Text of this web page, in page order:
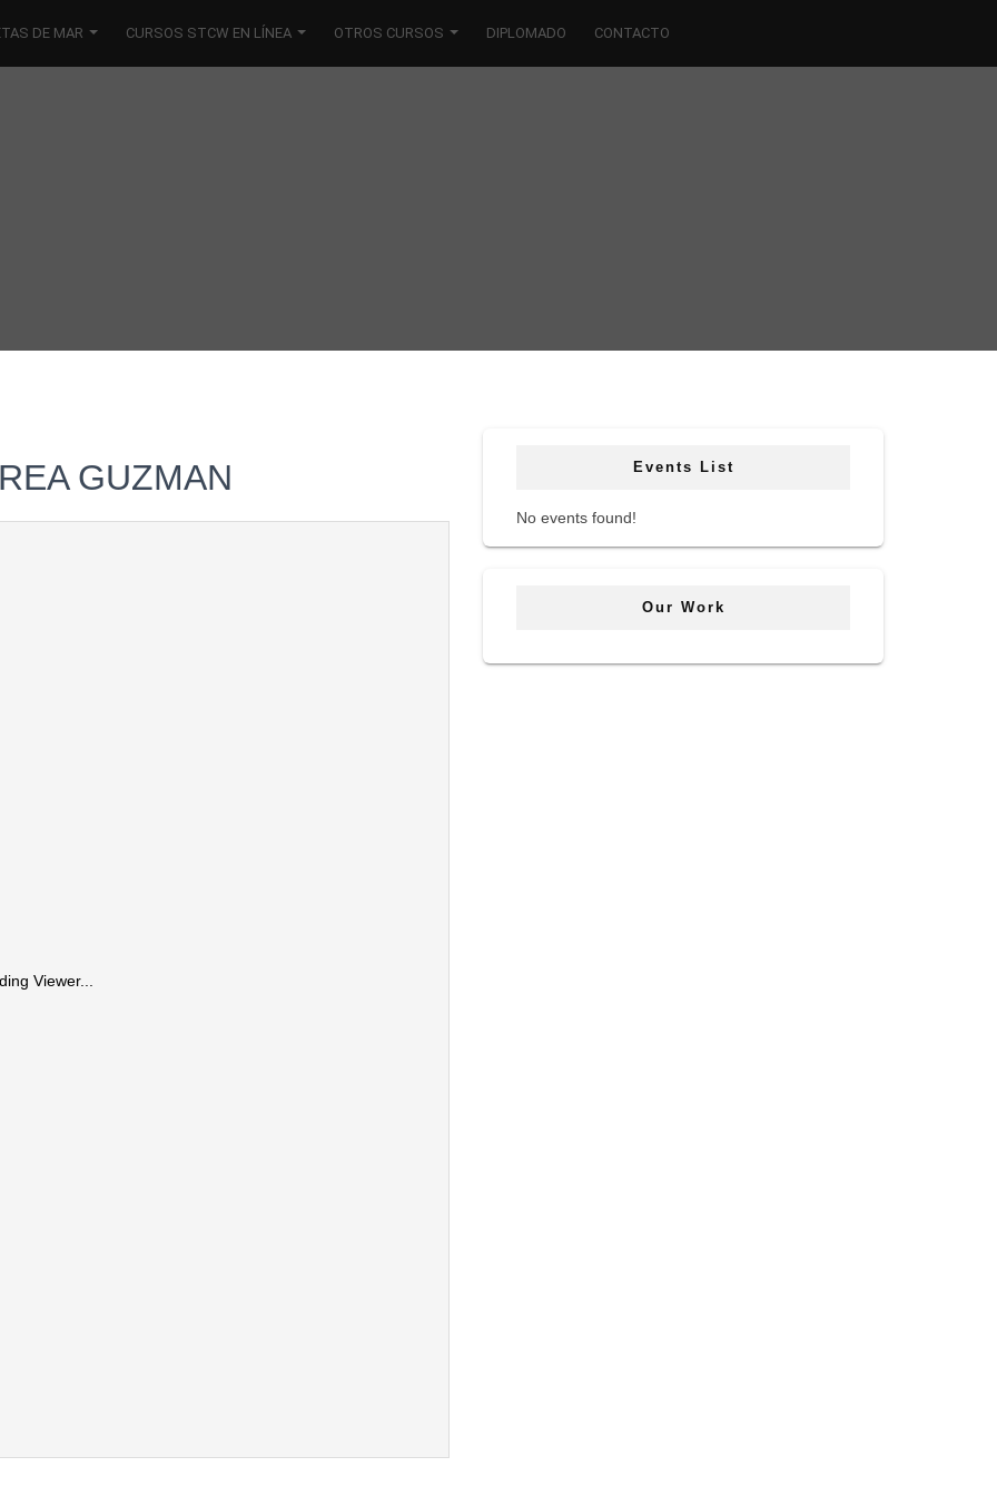
DE MAR CURSOS STCW EN LÍNEA OTROS CURSOS DIPLOMADO CONTACTO
GUZMAN
Viewer...
Events List
No events found!
Our Work